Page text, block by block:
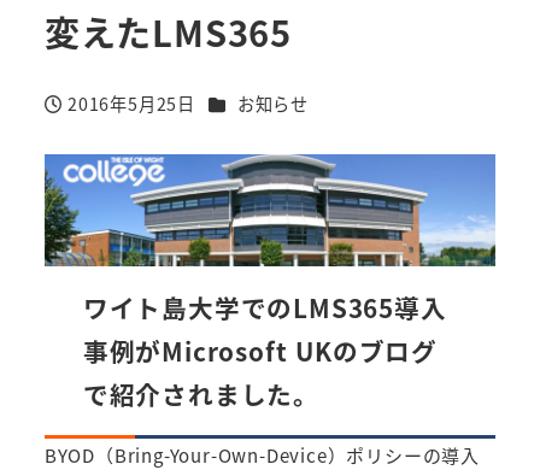
変えたLMS365
投稿日
2016年5月25日 カテゴリー
お知らせ
ワイト島大学でのLMS365導入
事例がMicrosoft UKのブログ
で紹介されました。
BYOD（Bring-Your-Own-Device）ポリシーの導入